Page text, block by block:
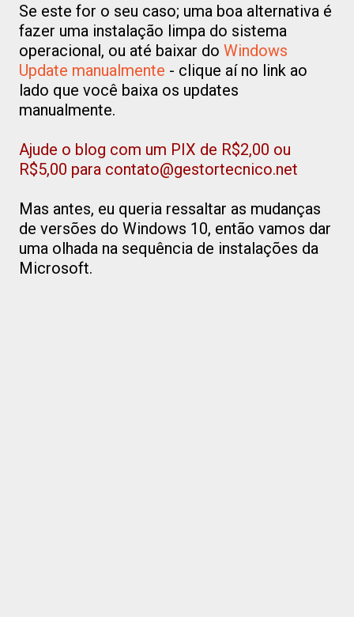
Se este for o seu caso; uma boa alternativa é
fazer uma instalação limpa do sistema
operacional, ou até baixar do Windows
Update manualmente - clique aí no link ao
lado que você baixa os updates
manualmente.
Ajude o blog com um PIX de R$2,00 ou
R$5,00 para contato@gestortecnico.net
Mas antes, eu queria ressaltar as mudanças
de versões do Windows 10, então vamos dar
uma olhada na sequência de instalações da
Microsoft.